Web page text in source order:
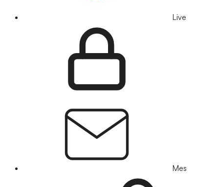
Live
Mes